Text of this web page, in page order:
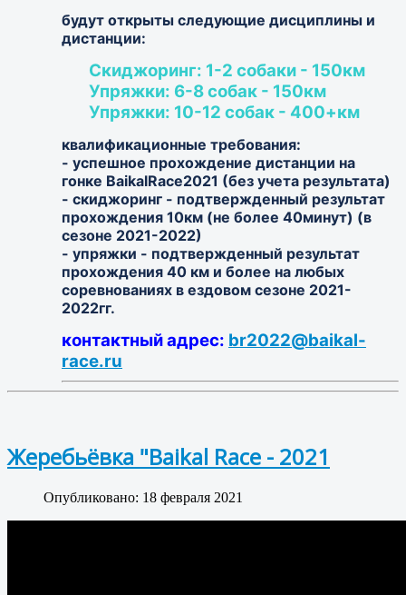
будут открыты следующие дисциплины и
дистанции:
Скиджоринг: 1-2 собаки - 150км
Упряжки: 6-8 собак - 150км
Упряжки: 10-12 собак - 400+км
квалификационные требования:
- успешное прохождение дистанции на
гонке BaikalRace2021 (без учета результата)
- скиджоринг - подтвержденный результат
прохождения 10км (не более 40минут) (в
сезоне 2021-2022)
- упряжки - подтвержденный результат
прохождения 40 км и более на любых
соревнованиях в ездовом сезоне 2021-
2022гг.
контактный адрес: br2022@baikal-
race.ru
Жеребьёвка "Baikal Race - 2021
Опубликовано: 18 февраля 2021